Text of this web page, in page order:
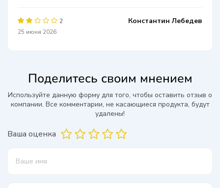
2
25 июня 2026
Константин Лебедев
Поделитесь своим мнением
Используйте данную форму для того, чтобы оставить отзыв о
компании. Все комментарии, не касающиеся продукта, будут
удалены!
Ваша оценка